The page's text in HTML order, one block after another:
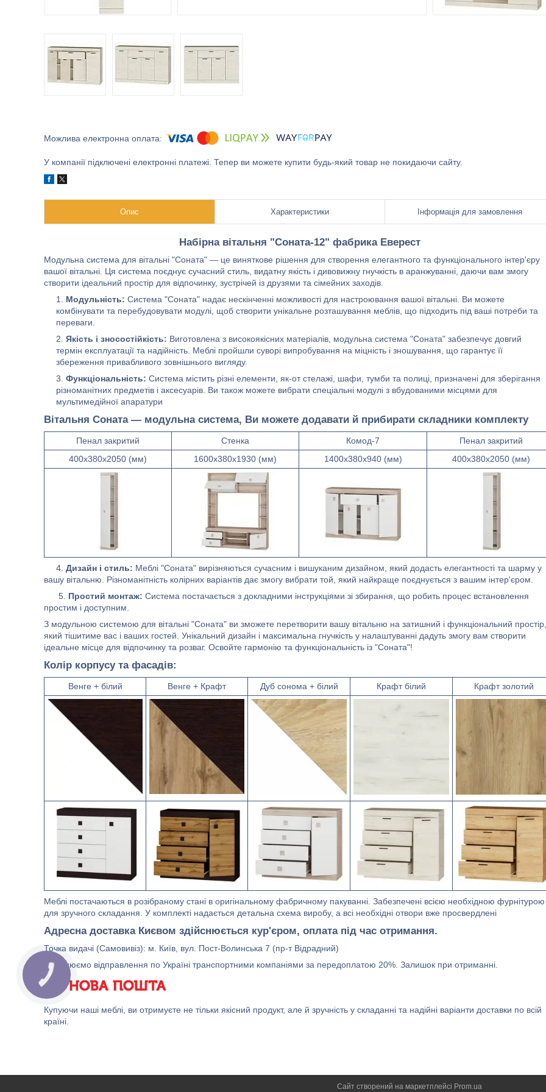
У компанії підключені електронні платежі. Тепер ви можете купити будь-який товар не покидаючи сайту.
Опис Характеристики Інформація для замовлення
Набірна вітальня "Соната-12" фабрика Еверест
Модульна система для вітальні "Соната" — це виняткове рішення для створення елегантного та функціонального інтер'єру
вашої вітальні. Ця система поєднує сучасний стиль, видатну якість і дивовижну гнучкість в аранжуванні, даючи вам змогу
створити ідеальний простір для відпочинку, зустрічей із друзями та сімейних заходів.
Модульність: Система "Соната" надає нескінченні можливості для настроювання вашої вітальні. Ви можете
комбінувати та перебудовувати модулі, щоб створити унікальне розташування меблів, що підходить під ваші потреби та
переваги.
Якість і зносостійкість: Виготовлена з високоякісних матеріалів, модульна система "Соната" забезпечує довгий
термін експлуатації та надійність. Меблі пройшли суворі випробування на міцність і зношування, що гарантує її
збереження привабливого зовнішнього вигляду.
Функціональність: Система містить різні елементи, як-от стелажі, шафи, тумби та полиці, призначені для зберігання
різноманітних предметів і аксесуарів. Ви також можете вибрати спеціальні модулі з вбудованими місцями для
мультимедійної апаратури
Вітальня Соната — модульна система, Ви можете додавати й прибирати складники комплекту
Пенал закритий Стенка Комод-7
Пенал закритий
400х380х2050 (мм)
1600х380х1930 (мм) 1400х380х940 (мм) 400х380х2050 (мм)
4. Дизайн і стиль: Меблі "Соната" вирізняються сучасним і вишуканим дизайном, який додасть елегантності та шарму у
вашу вітальню. Різноманітність колірних варіантів дає змогу вибрати той, який найкраще поєднується з вашим інтер'єром.
5. Простий монтаж: Система постачається з докладними інструкціями зі збирання, що робить процес встановлення
простим і доступним.
З модульною системою для вітальні "Соната" ви зможете перетворити вашу вітальню на затишний і функціональний простір,
який тішитиме вас і ваших гостей. Унікальний дизайн і максимальна гнучкість у налаштуванні дадуть змогу вам створити
ідеальне місце для відпочинку та розваг. Освойте гармонію та функціональність із "Соната"!
Колір корпусу та фасадів:
Венге + білий Венге + Крафт Дуб сонома + білий Крафт білий Крафт золотий
Меблі постачаються в розібраному стані в оригінальному фабричному пакуванні. Забезпечені всією необхідною фурнітурою
для зручного складання. У комплекті надається детальна схема виробу, а всі необхідні отвори вже просвердлені
Адресна доставка Києвом здійснюється кур'єром, оплата під час отримання.
Точка видачі (Самовивіз): м. Київ, вул. Пост-Волинська 7 (пр-т Відрадний)
Здійснюємо відправлення по Україні транспортними компаніями за передоплатою 20%. Залишок при отриманні.
Купуючи наші меблі, ви отримуєте не тільки якісний продукт, але й зручність у складанні та надійні варіанти доставки по всій
країні.
Сайт створений на маркетплейсі Prom.ua